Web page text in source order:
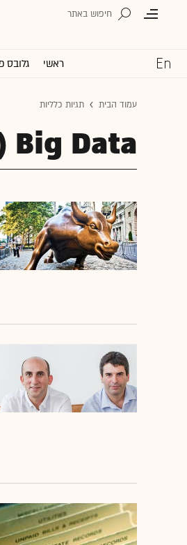
ראשי גלובס
עמוד הבית תגיות כלליות
Big Data (נתוני עתק)